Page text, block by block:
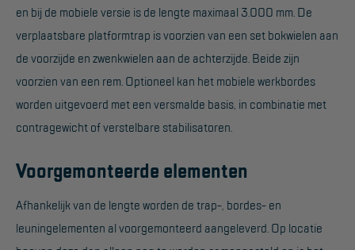
Hoogwerkers
Telescoop hoogwerkers
Knikarmhoogwerkers
Spinhoogwerkers
Schaarhoogwerkers
Masthoogwerkers
Autohoogwerkers
Project toepassingen
en bij de mobiele versie is de lengte maximaal 3.000 mm. De
verplaatsbare platformtrap is voorzien van een set bokwielen aan
de voorzijde en zwenkwielen aan de achterzijde. Beide zijn
voorzien van een rem. Optioneel kan het mobiele werkbordes
worden uitgevoerd met een versmalde basis, in combinatie met
contragewicht of verstelbare stabilisatoren.
Voorgemonteerde elementen
Afhankelijk van de lengte worden de trap-, bordes- en
leuningelementen al voorgemonteerd aangeleverd. Op locatie